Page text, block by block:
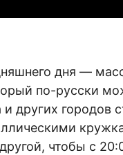
дня —
по-русски
других городов
чтобы с